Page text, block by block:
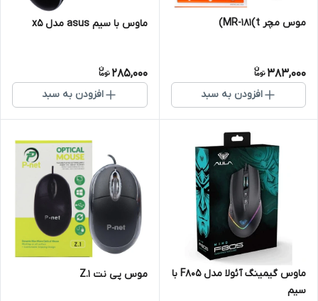
موس مچر MR-181(t)
383,000
افزودن به سبد
ماوس با سیم asus مدل x5
285,000
افزودن به سبد
ماوس گیمینگ آئولا مدل F805 با
سیم
موس پی نت Z.1